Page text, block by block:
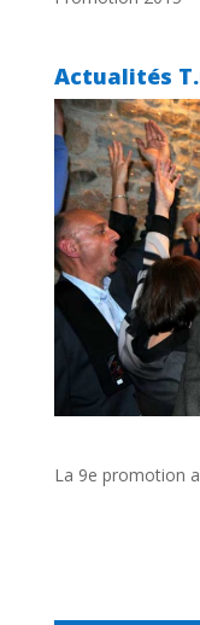
Actualités
La 9e promotion